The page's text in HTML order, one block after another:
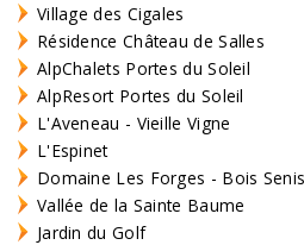
Village des Cigales
Résidence Château de Salles
AlpChalets Portes du Soleil
AlpResort Portes du Soleil
L'Aveneau - Vieille Vigne
L'Espinet
Domaine Les Forges - Bois Senis
Vallée de la Sainte Baume
Jardin du Golf